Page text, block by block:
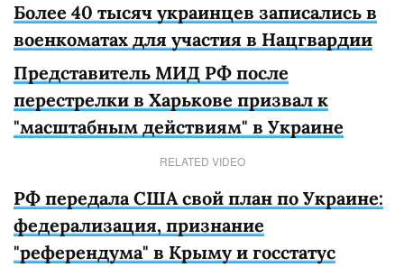
Более 40 тысяч украинцев записались в
военкоматах для участия в Нацгвардии
Представитель МИД РФ после
перестрелки в Харькове призвал к
"масштабным действиям" в Украине
RELATED VIDEO
РФ передала США свой план по Украине:
федерализация, признание
"референдума" в Крыму и госстатус